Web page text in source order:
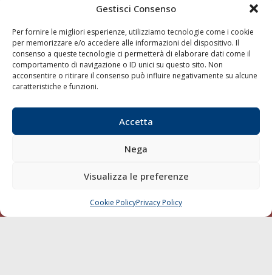
Gestisci Consenso
Per fornire le migliori esperienze, utilizziamo tecnologie come i cookie
per memorizzare e/o accedere alle informazioni del dispositivo. Il
consenso a queste tecnologie ci permetterà di elaborare dati come il
comportamento di navigazione o ID unici su questo sito. Non
acconsentire o ritirare il consenso può influire negativamente su alcune
caratteristiche e funzioni.
Accetta
Nega
Visualizza le preferenze
Cookie PolicyPrivacy Policy
della testata elettronica La Gazzetta Marittima al Tribunale
di Livorno del 15/09/2010.
LINK
Shipping
Trasporti
Varie
Sostenibilità
Blue economy
Diporto
CHIAMA SCRIVI